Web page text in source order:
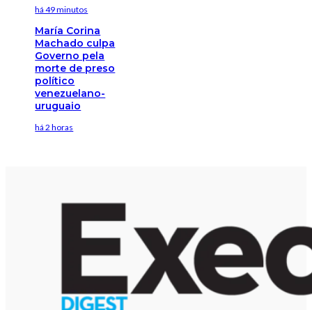
há 49 minutos
María Corina
Machado culpa
Governo pela
morte de preso
político
venezuelano-
uruguaio
há 2 horas